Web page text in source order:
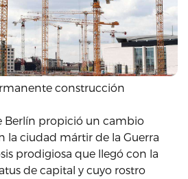
construcción
Berlín propició un cambio
la ciudad mártir de la Guerra
prodigiosa que llegó con la
de capital y cuyo rostro